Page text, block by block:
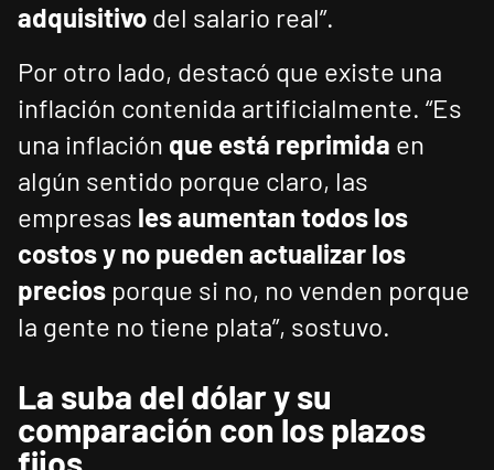
adquisitivo del salario real”.
Por otro lado, destacó que existe una
inflación contenida artificialmente. “Es
una inflación que está reprimida en
algún sentido porque claro, las
empresas les aumentan todos los
costos y no pueden actualizar los
precios porque si no, no venden porque
la gente no tiene plata”, sostuvo.
La suba del dólar y su
comparación con los plazos